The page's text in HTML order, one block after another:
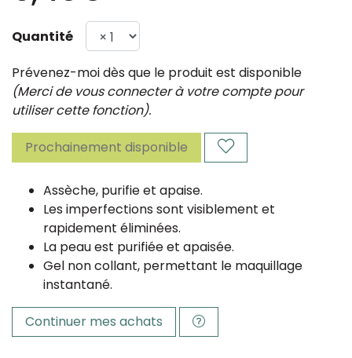
Quantité
Prévenez-moi dès que le produit est disponible
(Merci de vous connecter à votre compte pour
utiliser cette fonction).
Prochainement disponible
Assèche, purifie et apaise.
Les imperfections sont visiblement et
rapidement éliminées.
La peau est purifiée et apaisée.
Gel non collant, permettant le maquillage
instantané.
Continuer mes achats